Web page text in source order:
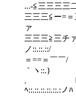
...‐≦三三三三
三三三≦ー=
ァ
三三三≧三
ノ::.::.::/
＝==＝￣
｀ヽ::.}
. ﾚ /
ﾍ::.::.::.::.::.:ノﾊ
{